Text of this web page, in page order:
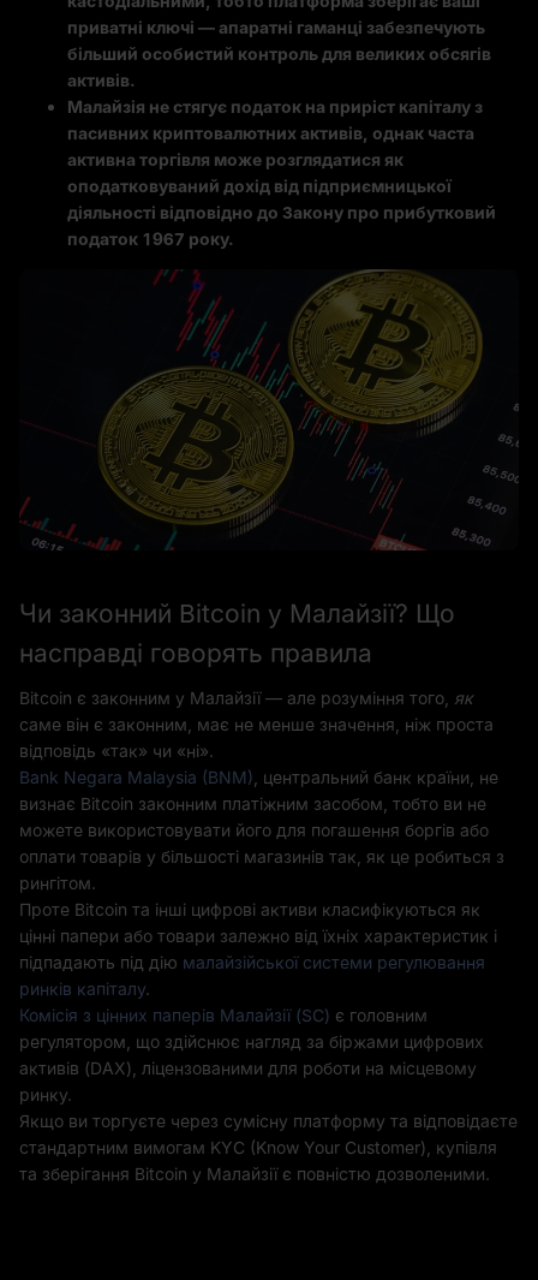
приватні ключі — апаратні гаманці забезпечують
більший особистий контроль для великих обсягів
активів.
Малайзія не стягує податок на приріст капіталу з
пасивних криптовалютних активів, однак часта
активна торгівля може розглядатися як
оподатковуваний дохід від підприємницької
діяльності відповідно до Закону про прибутковий
податок 1967 року.
Чи законний Bitcoin у Малайзії? Що
насправді говорять правила
Bitcoin є законним у Малайзії — але розуміння того, як
саме він є законним, має не менше значення, ніж проста
відповідь «так» чи «ні».
Bank Negara Malaysia (BNM) , центральний банк країни, не
визнає Bitcoin законним платіжним засобом, тобто ви не
можете використовувати його для погашення боргів або
оплати товарів у більшості магазинів так, як це робиться з
рингітом.
Проте Bitcoin та інші цифрові активи класифікуються як
цінні папери або товари залежно від їхніх характеристик і
підпадають під дію малайзійської системи регулювання
ринків капіталу.
Комісія з цінних паперів Малайзії (SC) є головним
регулятором, що здійснює нагляд за біржами цифрових
активів (DAX), ліцензованими для роботи на місцевому
ринку.
Якщо ви торгуєте через сумісну платформу та відповідаєте
стандартним вимогам KYC (Know Your Customer), купівля
та зберігання Bitcoin у Малайзії є повністю дозволеними.